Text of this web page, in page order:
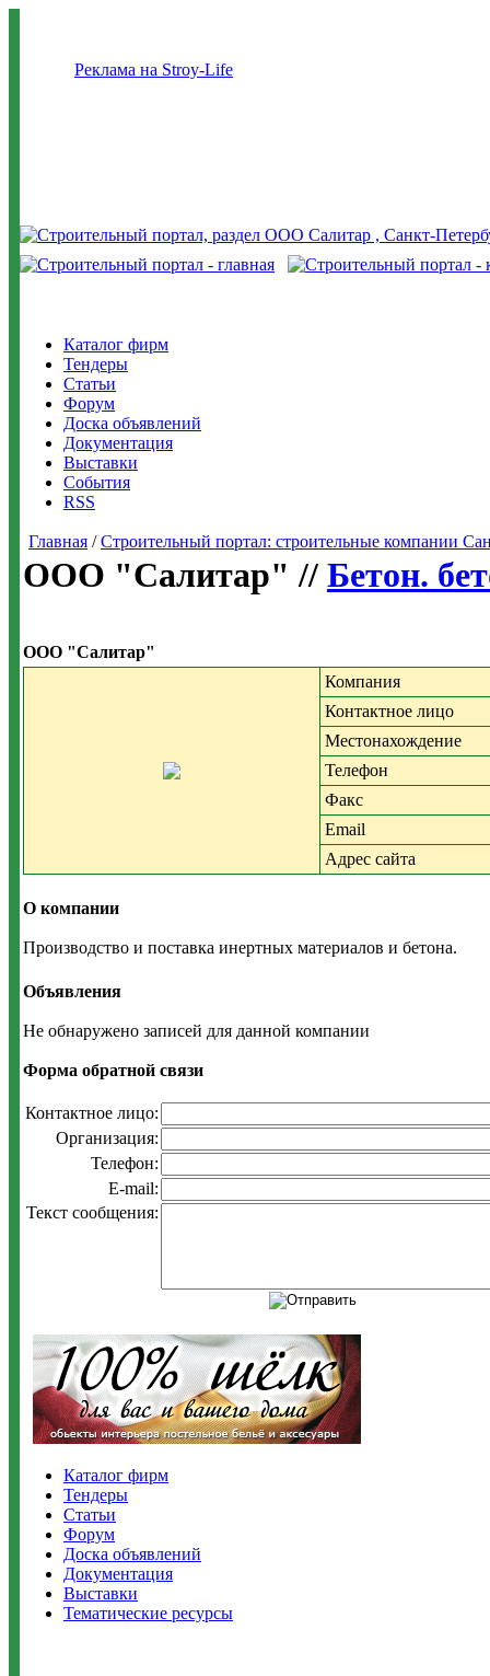
Реклама на Stroy-Life
Каталог фирм
Тендеры
Статьи
Форум
Доска объявлений
Документация
Выставки
События
RSS
Главная /Строительный портал: строительные компании
ООО "Салитар" // Бетон.
ООО "Салитар"
Компания
Контактное лицо
Местонахождение
Телефон
Факс
Email
Адрес сайта
О компании
Производство и поставка инертных материалов и бетона.
Объявления
Не обнаружено записей для данной компании
Форма обратной связи
Контактное лицо:
Организация:
Телефон:
E-mail:
Текст сообщения:
Каталог фирм
Тендеры
Статьи
Форум
Доска объявлений
Документация
Выставки
Тематические ресурсы